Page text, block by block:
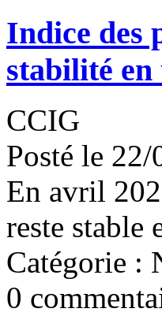
Indice des
stabilité en
CCIG
Posté le
En avril
reste stable
Catégorie :
0